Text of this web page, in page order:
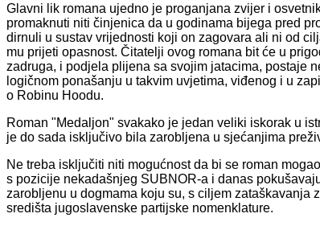
Glavni lik romana ujedno je proganjana zvijer i
promaknuti niti činjenica da u godinama bijega pred
dirnuli u sustav vrijednosti koji on zagovara ali ni od
mu prijeti opasnost. Čitatelji ovog romana bit će u
zadruga, i podjela plijena sa svojim jatacima, postaje
logičnom ponašanju u takvim uvjetima, viđenog i u
o Robinu Hoodu.
Roman "Medaljon" svakako je jedan veliki iskorak u
je do sada isključivo bila zarobljena u sjećanjima
Ne treba isključiti niti mogućnost da bi se roman
s pozicije nekadašnjeg SUBNOR-a i danas
zarobljenu u dogmama koju su, s ciljem
središta jugoslavenske partijske nomenklature.